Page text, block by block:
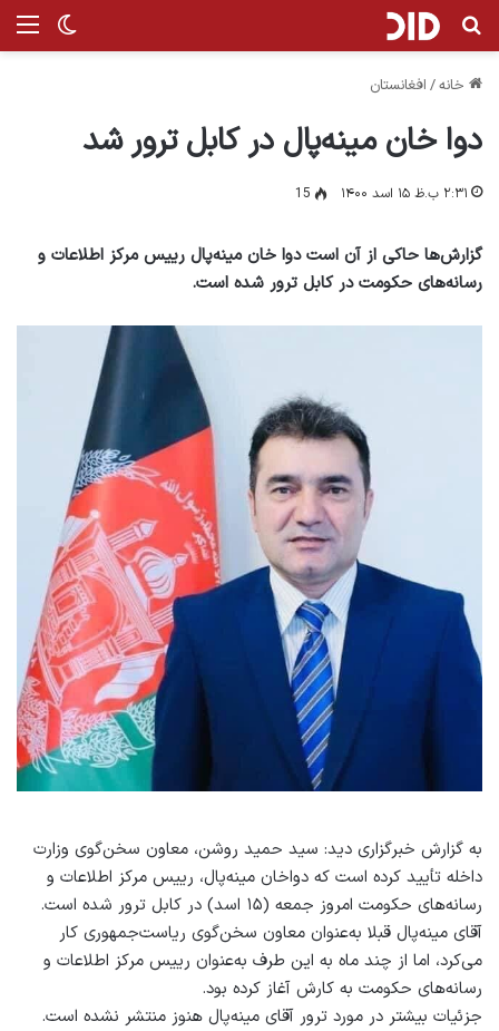
تغییر جستجو برای
خانه/ افغانستان
دوا خان مینه‌پال در کابل ترور شد
۲:۳۱ ب.ظ ۱۵ اسد ۱۴۰۰ 15
گزارش‌ها حاکی از آن است دوا خان مینه‌پال رییس مرکز اطلاعات و
رسانه‌های حکومت در کابل ترور شده است.
به گزارش خبرگزاری دید: سید حمید روشن، معاون سخن‌گوی وزارت
داخله تأیید کرده است که دواخان مینه‌پال، رییس مرکز اطلاعات و
رسانه‌های حکومت امروز جمعه (۱۵ اسد) در کابل ترور شده است.
آقای مینه‌پال قبلا به‌عنوان معاون سخن‌گوی ریاست‌جمهوری کار
می‌کرد، اما از چند ماه به این طرف به‌عنوان رییس مرکز اطلاعات و
رسانه‌های حکومت به کارش آغاز کرده بود.
جزئیات بیشتر در مورد ترور آقای مینه‌پال هنوز منتشر نشده است.